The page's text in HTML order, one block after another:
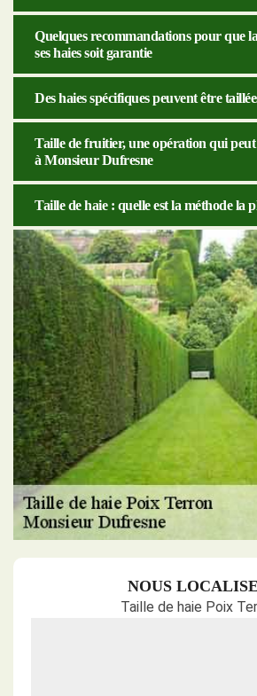
Quelques recommandations pour que
ses haies soit garantie
Des haies spécifiques peuvent être
Taille de fruitier, une opération qui peut
à Monsieur Dufresne
Taille de haie : quelle est la méthode la
NOUS
Taille de haie Poix